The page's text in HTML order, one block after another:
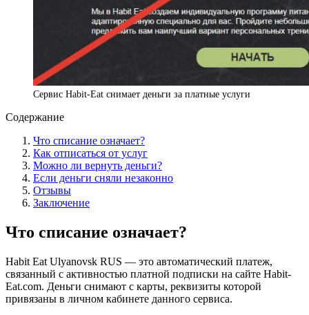
Сервис Habit-Eat снимает деньги за платные услуги
Содержание
Что списание означает?
Как отписаться от услуг
Можно ли вернуть деньги?
Если деньги сняли незаконно
Отзывы
Заключение
Что списание означает?
Habit Eat Ulyanovsk RUS — это автоматический платеж,
связанный с активностью платной подписки на сайте Habit-
Eat.com. Деньги снимают с карты, реквизиты которой
привязаны в личном кабинете данного сервиса.